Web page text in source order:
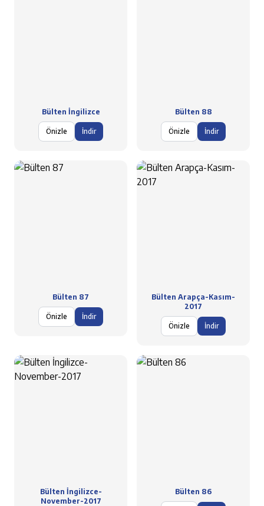
Bülten İngilizce
Önizle İndir
Bülten 88
Önizle İndir
Bülten 87
Önizle İndir
Bülten Arapça-Kasım-
2017
Önizle İndir
Bülten İngilizce-
November-2017
Bülten 86